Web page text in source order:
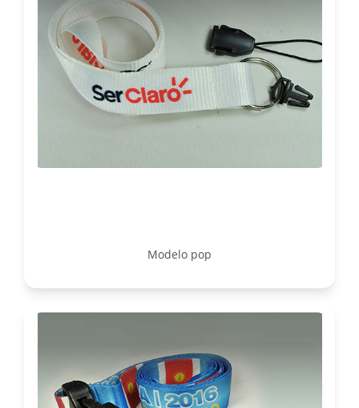
Modelo pop